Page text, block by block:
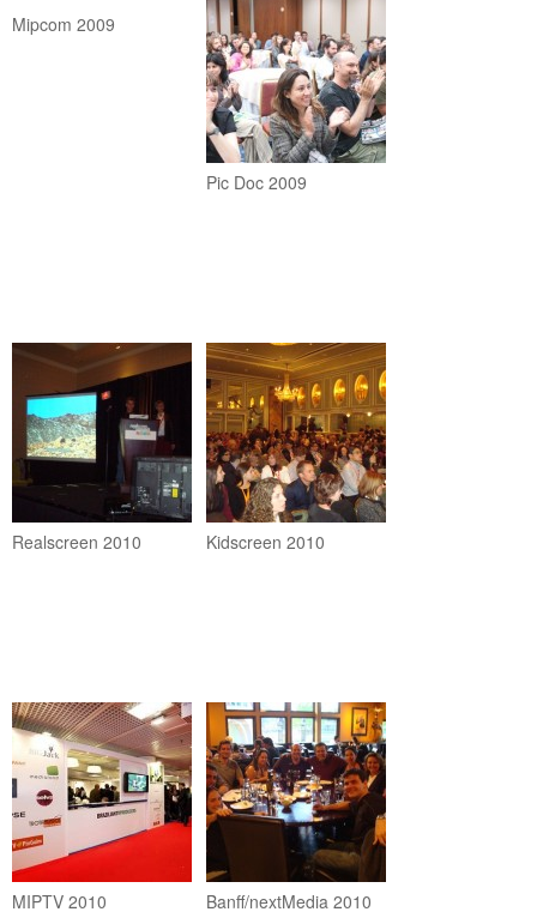
Mipcom 2009
Pic Doc 2009
Realscreen 2010 Kidscreen 2010
MIPTV 2010 Banff/nextMedia 2010